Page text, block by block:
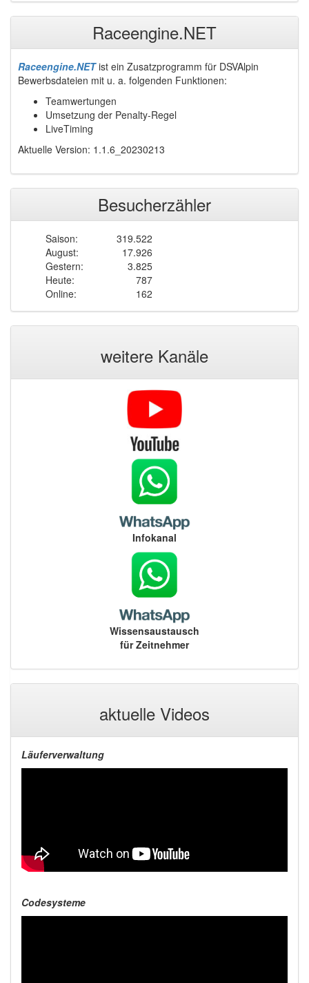
Raceengine.NET
Raceengine.NETist ein Zusatzprogramm für DSVAlpin
Bewerbsdateien mit u. a. folgenden Funktionen:
Teamwertungen
Umsetzung der Penalty-Regel
LiveTiming
Aktuelle Version: 1.1.6_20230213
Besucherzähler
Saison:
319.522
August:
17.926
Gestern:
3.825
Heute:
787
Online:
162
weitere Kanäle
Infokanal
Wissensaustausch
für Zeitnehmer
aktuelle Videos
Läuferverwaltung
Codesysteme